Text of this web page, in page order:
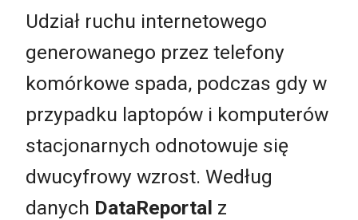
Udział ruchu internetowego
generowanego przez telefony
komórkowe spada, podczas gdy w
przypadku laptopów i komputerów
stacjonarnych odnotowuje się
dwucyfrowy wzrost. Według
danych DataReportal z